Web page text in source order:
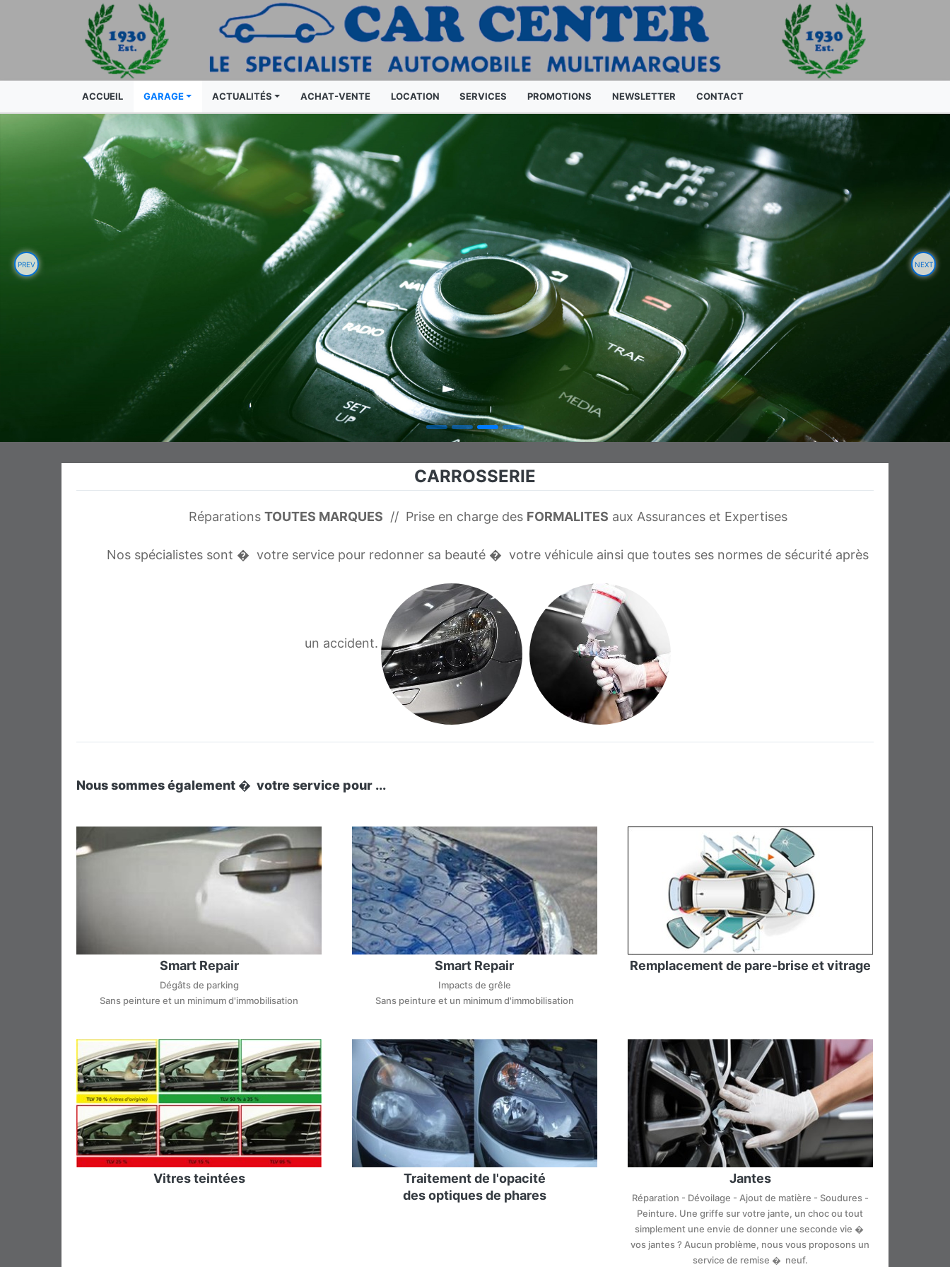
ACCUEIL GARAGE ACTUALITÉS ACHAT-VENTE LOCATION SERVICES PROMOTIONS NEWSLETTER CONTACT
PREV NEXT
CARROSSERIE
Réparations TOUTES MARQUES // Prise en charge des FORMALITES aux Assurances et Expertises
Nos spécialistes sont � votre service pour redonner sa beauté � votre véhicule ainsi que toutes ses normes de sécurité après
un accident.
Nous sommes également � votre service pour ...
Smart Repair
Dégâts de parking
Sans peinture et un minimum d'immobilisation
Smart Repair
Impacts de grêle
Sans peinture et un minimum d'immobilisation
Remplacement de pare-brise et vitrage
Vitres teintées
Traitement de l'opacité
des optiques de phares
Jantes
Réparation - Dévoilage - Ajout de matière - Soudures -
Peinture. Une griffe sur votre jante, un choc ou tout
simplement une envie de donner une seconde vie �
vos jantes ? Aucun problème, nous vous proposons un
service de remise � neuf.